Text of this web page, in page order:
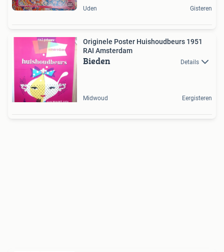
Uden Gisteren
Originele Poster Huishoudbeurs 1951
RAI Amsterdam
Bieden Details
Midwoud Eergisteren